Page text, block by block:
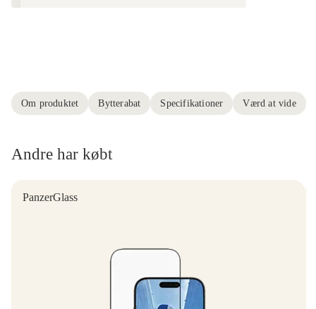
Om produktet Bytterabat Specifikationer Værd at vide
Andre har købt
PanzerGlass